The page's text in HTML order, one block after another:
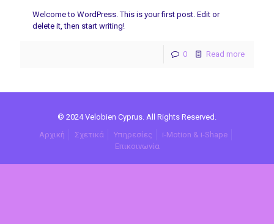
Welcome to WordPress. This is your first post. Edit or
delete it, then start writing!
0 Read more
© 2024 Velobien Cyprus. All Rights Reserved.
Αρχική
Σχετικά Υπηρεσίες
i-Motion & i-Shape
Επικοινωνία